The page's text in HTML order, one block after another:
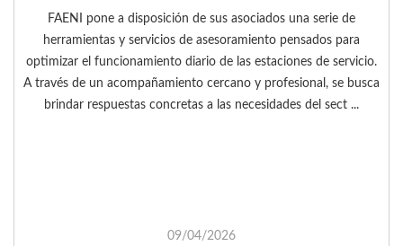
FAENI pone a disposición de sus asociados una serie de
herramientas y servicios de asesoramiento pensados para
optimizar el funcionamiento diario de las estaciones de servicio.
A través de un acompañamiento cercano y profesional, se busca
brindar respuestas concretas a las necesidades del sect ...
09/04/2026